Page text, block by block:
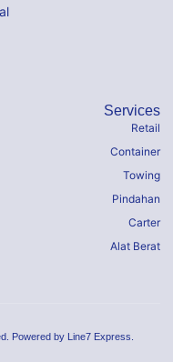
Services
Retail
Container
Towing
Pindahan
Carter
Alat Berat
Powered by Line7 Express.